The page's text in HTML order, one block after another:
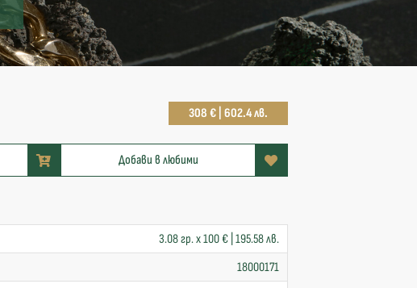
308 € | 602.4 лв.
Добави в любими
3.08 гр. x 100 € | 195.58 лв.
18000171